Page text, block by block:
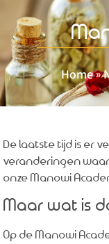
Home»
De laatste tijd is er
veranderingen
onze Manowi
Maar wat is
Op de Manowi